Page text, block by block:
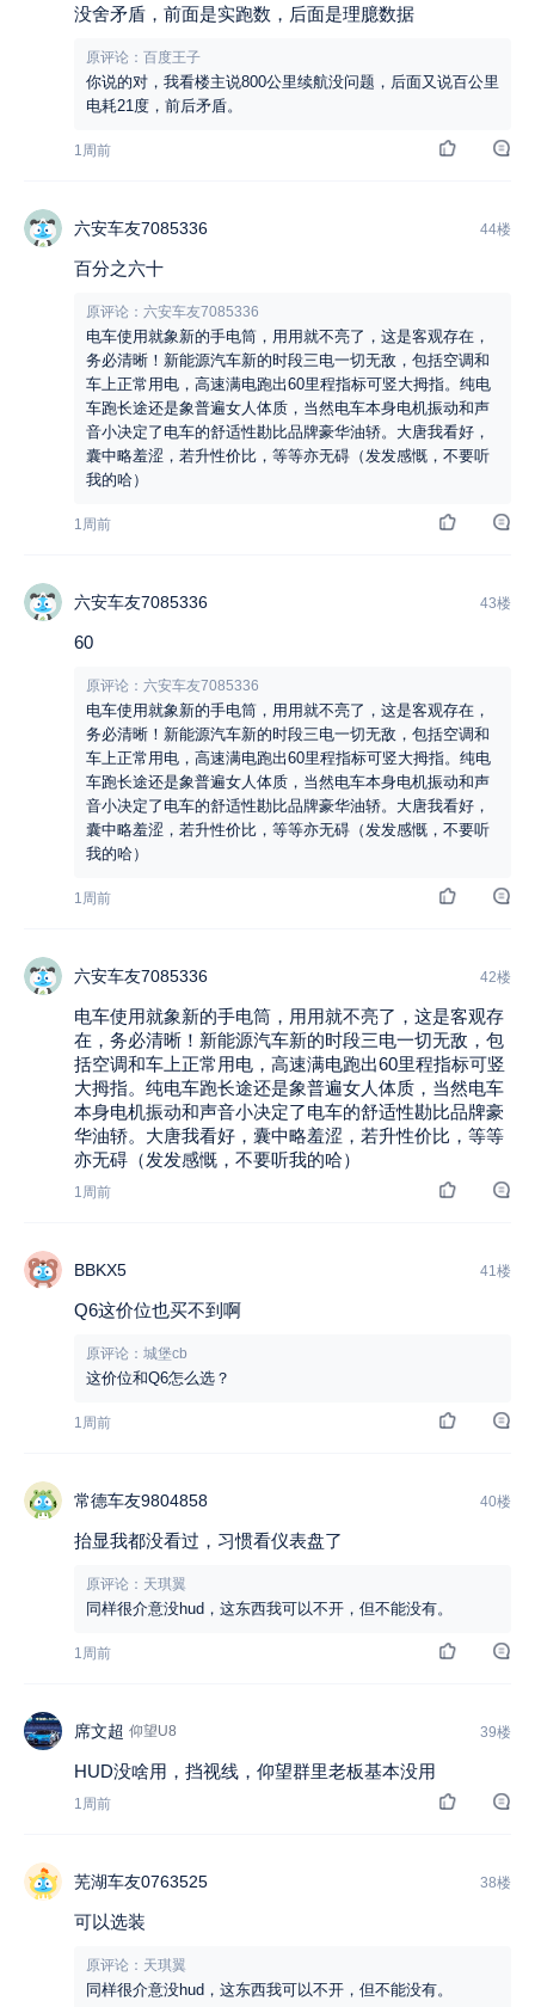
没舍矛盾，前面是实跑数，后面是理臆数据
原评论：百度王子
你说的对，我看楼主说800公里续航没问题，后面又说百公里
电耗21度，前后矛盾。
1周前
六安车友7085336 44楼
百分之六十
原评论：六安车友7085336
电车使用就象新的手电筒，用用就不亮了，这是客观存在，
务必清晰！新能源汽车新的时段三电一切无敌，包括空调和
车上正常用电，高速满电跑出60里程指标可竖大拇指。纯电
车跑长途还是象普遍女人体质，当然电车本身电机振动和声
音小决定了电车的舒适性勘比品牌豪华油轿。大唐我看好，
囊中略羞涩，若升性价比，等等亦无碍（发发感慨，不要听
我的哈）
1周前
六安车友7085336 43楼
60
原评论：六安车友7085336
电车使用就象新的手电筒，用用就不亮了，这是客观存在，
务必清晰！新能源汽车新的时段三电一切无敌，包括空调和
车上正常用电，高速满电跑出60里程指标可竖大拇指。纯电
车跑长途还是象普遍女人体质，当然电车本身电机振动和声
音小决定了电车的舒适性勘比品牌豪华油轿。大唐我看好，
囊中略羞涩，若升性价比，等等亦无碍（发发感慨，不要听
我的哈）
1周前
六安车友7085336 42楼
电车使用就象新的手电筒，用用就不亮了，这是客观存
在，务必清晰！新能源汽车新的时段三电一切无敌，包
括空调和车上正常用电，高速满电跑出60里程指标可竖
大拇指。纯电车跑长途还是象普遍女人体质，当然电车
本身电机振动和声音小决定了电车的舒适性勘比品牌豪
华油轿。大唐我看好，囊中略羞涩，若升性价比，等等
亦无碍（发发感慨，不要听我的哈）
1周前
BBKX5 41楼
Q6这价位也买不到啊
原评论：城堡cb
这价位和Q6怎么选？
1周前
常德车友9804858 40楼
抬显我都没看过，习惯看仪表盘了
原评论：天琪翼
同样很介意没hud，这东西我可以不开，但不能没有。
1周前
席文超 仰望U8 39楼
HUD没啥用，挡视线，仰望群里老板基本没用
1周前
芜湖车友0763525 38楼
可以选装
原评论：天琪翼
同样很介意没hud，这东西我可以不开，但不能没有。